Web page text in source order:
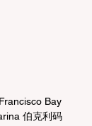
Bay
伯克利码